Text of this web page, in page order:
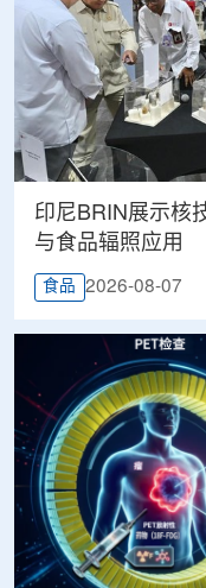
印尼BRIN展示核
与食品辐照应用
食品 2026-08-07